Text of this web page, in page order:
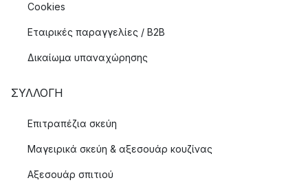
Cookies
Εταιρικές παραγγελίες / B2B
Δικαίωμα υπαναχώρησης
ΣΥΛΛΟΓΉ
Επιτραπέζια σκεύη
Μαγειρικά σκεύη & αξεσουάρ κουζίνας
Αξεσουάρ σπιτιού